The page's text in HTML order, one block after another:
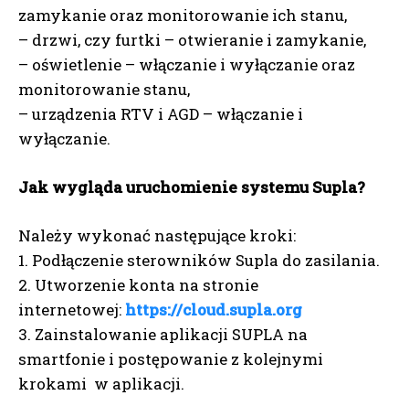
zamykanie oraz monitorowanie ich stanu,
– drzwi, czy furtki – otwieranie i zamykanie,
– oświetlenie – włączanie i wyłączanie oraz
monitorowanie stanu,
– urządzenia RTV i AGD – włączanie i
wyłączanie.
Jak wygląda uruchomienie systemu Supla?
Należy wykonać następujące kroki:
1. Podłączenie sterowników Supla do zasilania.
2. Utworzenie konta na stronie
internetowej: https://cloud.supla.org
3. Zainstalowanie aplikacji SUPLA na
smartfonie i postępowanie z kolejnymi
krokami w aplikacji.